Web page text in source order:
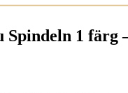
Spindeln 1 färg